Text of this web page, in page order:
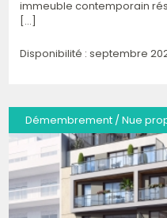
immeuble contemporain
[...]
Disponibilité : septembre
Démembrement / Nue